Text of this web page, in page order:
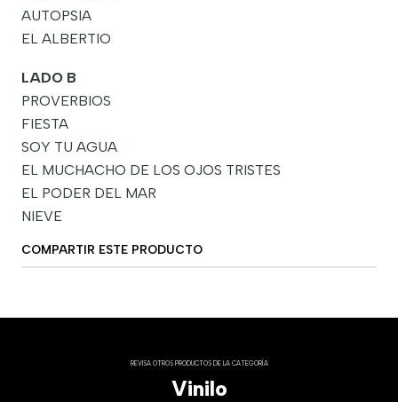
AUTOPSIA
EL ALBERTIO
LADO B
PROVERBIOS
FIESTA
SOY TU AGUA
EL MUCHACHO DE LOS OJOS TRISTES
EL PODER DEL MAR
NIEVE
COMPARTIR ESTE PRODUCTO
REVISA OTROS PRODUCTOS DE LA CATEGORÍA
Vinilo